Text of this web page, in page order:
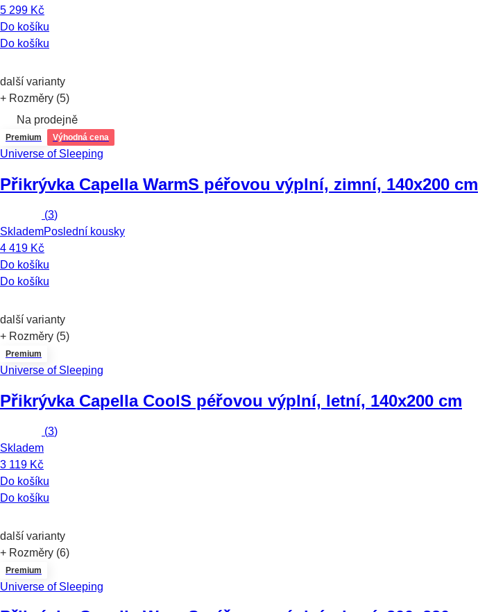
5 299 Kč
Do košíku
Do košíku
další varianty
+ Rozměry (5)
Na prodejně
Premium Výhodná cena
Universe of Sleeping
Přikrývka Capella WarmS péřovou výplní, zimní, 140x200 cm
(3)
SklademPoslední kousky
4 419 Kč
Do košíku
Do košíku
další varianty
+ Rozměry (5)
Premium
Universe of Sleeping
Přikrývka Capella CoolS péřovou výplní, letní, 140x200 cm
(3)
Skladem
3 119 Kč
Do košíku
Do košíku
další varianty
+ Rozměry (6)
Premium
Universe of Sleeping